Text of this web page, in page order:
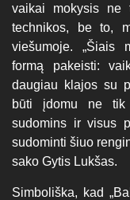
vaikai mokysis ne
technikos, be to,
viešumoje. „Šiais
formą pakeisti:
daugiau klajos su
būti įdomu ne tik
sudomins ir visus
sudominti šiuo
sako Gytis Lukšas.
Simboliška, kad